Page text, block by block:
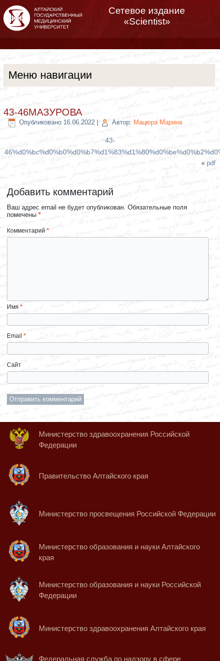
Сетевое издание
«Scientist»
Меню навигации
43-46МАЗУРОВА
Опубликовано 16.06.2022 Автор: Мацюра Марина
43-
« pdf
Добавить комментарий
Ваш адрес email не будет опубликован. Обязательные поля
помечены*
Комментарий*
Имя*
Email*
Сайт
Министерство здравоохранения Российской
Федерации
Правительство Алтайского края
Министерство просвещения Российской Федерации
Министерство образования и науки Алтайского
края
Министерство образования и науки Российской
Федерации
Министерство здравоохранения Алтайского края
Федеральная служба по надзору в сфере